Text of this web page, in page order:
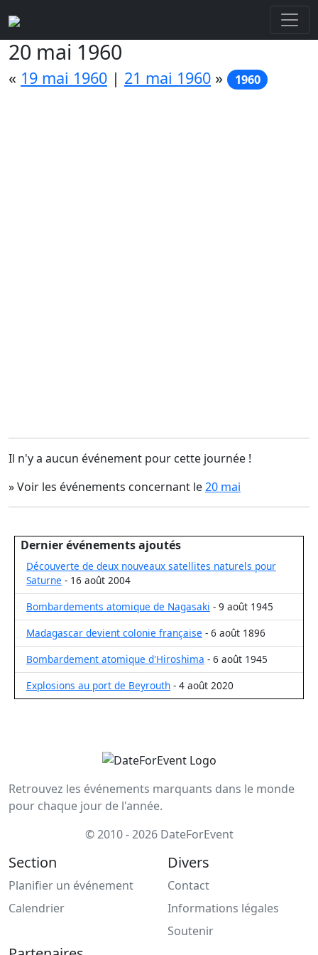
20 mai 1960
« 19 mai 1960 | 21 mai 1960 » 1960
Il n'y a aucun événement pour cette journée !
» Voir les événements concernant le20 mai
Dernier événements ajoutés
Découverte de deux nouveaux satellites naturels pour
Saturne - 16 août 2004
Bombardements atomique de Nagasaki - 9 août 1945
Madagascar devient colonie française - 6 août 1896
Bombardement atomique d'Hiroshima - 6 août 1945
Explosions au port de Beyrouth - 4 août 2020
Retrouvez les événements marquants dans le monde
pour chaque jour de l'année.
© 2010 - 2026 DateForEvent
Section
Planifier un événement
Calendrier
Divers
Contact
Informations légales
Soutenir